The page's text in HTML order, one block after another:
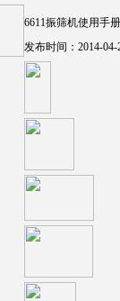
6611振筛机使用手册
发布时间：2014-04-